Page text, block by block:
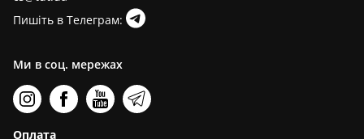
Пишіть в Телеграм:
Ми в соц. мережах
Оплата